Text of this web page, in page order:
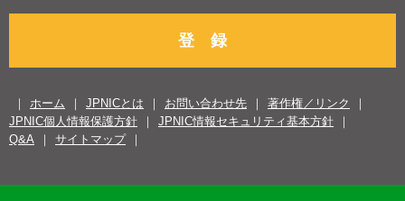
登 録
ホーム JPNICとは お問い合わせ先
著作権／リンク
JPNIC個人情報保護方針
JPNIC情報セキュリティ基本方針
Q&A
サイトマップ